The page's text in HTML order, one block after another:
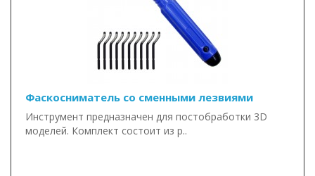
Фаскосниматель со сменными лезвиями
Инструмент предназначен для постобработки 3D
моделей. Комплект состоит из р..